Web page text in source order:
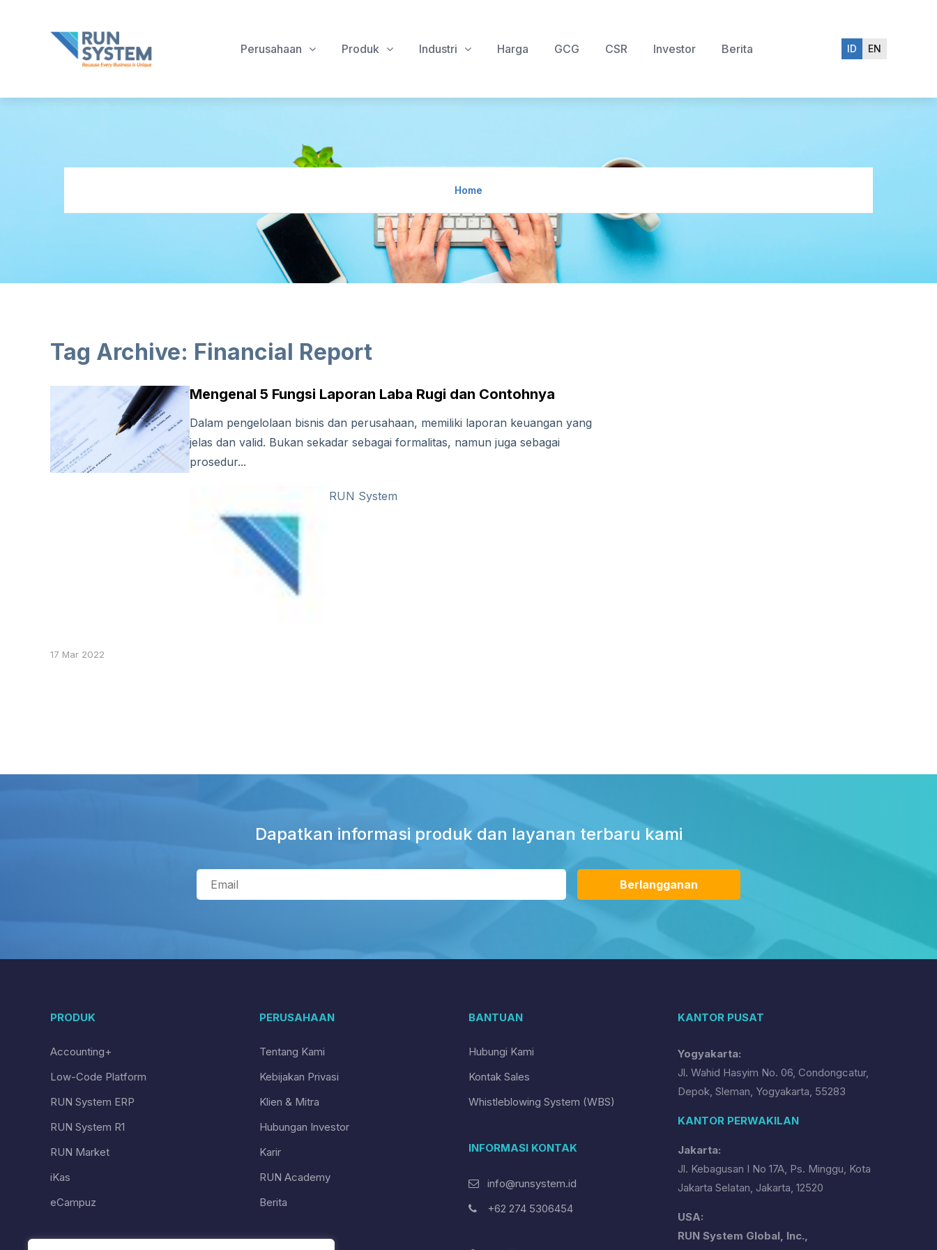
Perusahaan Produk Industri Harga GCG CSR Investor Berita ID EN
Home
Tag Archive: Financial Report
Mengenal 5 Fungsi Laporan Laba Rugi dan Contohnya
Dalam pengelolaan bisnis dan perusahaan, memiliki laporan keuangan yang
jelas dan valid. Bukan sekadar sebagai formalitas, namun juga sebagai
prosedur...
RUN System
17 Mar 2022
Dapatkan informasi produk dan layanan terbaru kami
PRODUK
Accounting+
Low-Code Platform
RUN System ERP
RUN System R1
RUN Market
iKas
eCampuz
PERUSAHAAN
Tentang Kami
Kebijakan Privasi
Klien & Mitra
Hubungan Investor
Karir
RUN Academy
Berita
BANTUAN
Hubungi Kami
Kontak Sales
Whistleblowing System (WBS)
INFORMASI KONTAK
info@runsystem.id
+62 274 5306454
KANTOR PUSAT
Yogyakarta:
Jl. Wahid Hasyim No. 06, Condongcatur,
Depok, Sleman, Yogyakarta, 55283
KANTOR PERWAKILAN
Jakarta:
Jl. Kebagusan I No 17A, Ps. Minggu, Kota
Jakarta Selatan, Jakarta, 12520
USA:
RUN System Global, Inc.,